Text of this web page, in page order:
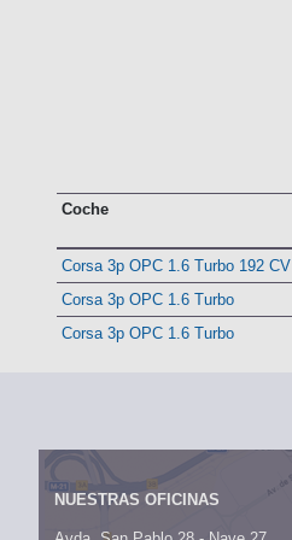
Coche
Corsa 3p OPC 1.6 Turbo 192 CV
Corsa 3p OPC 1.6 Turbo
Corsa 3p OPC 1.6 Turbo
NUESTRAS OFICINAS